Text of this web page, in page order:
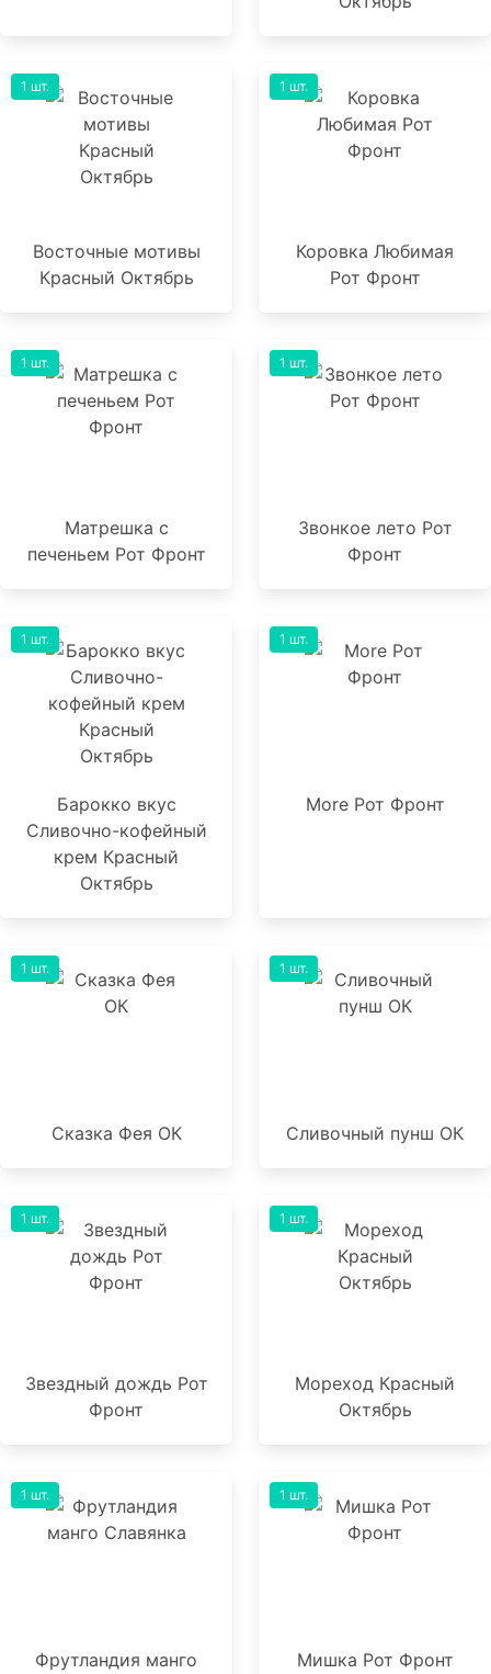
Восточные мотивы
Красный Октябрь
1 шт.
Коровка Любимая
Рот Фронт
1 шт.
Матрешка с
печеньем Рот Фронт
1 шт.
Звонкое лето Рот
Фронт
1 шт.
Барокко вкус
Сливочно-кофейный
крем Красный
Октябрь
1 шт.
More Рот Фронт
1 шт.
Сказка Фея ОК
1 шт.
Сливочный пунш ОК
1 шт.
Звездный дождь Рот
Фронт
1 шт.
Мореход Красный
Октябрь
1 шт.
Фрутландия манго
1 шт.
Мишка Рот Фронт
1 шт.